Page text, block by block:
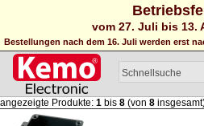
vom 27. Juli bis 13.
Bestellungen nach dem 16. Juli werden erst
angezeigte Produkte: 1 bis 8 (von 8